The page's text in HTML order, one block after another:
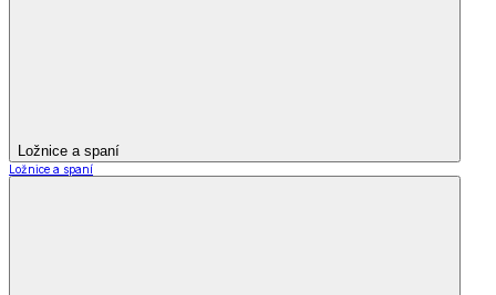
Ložnice a spaní
Ložnice a spaní